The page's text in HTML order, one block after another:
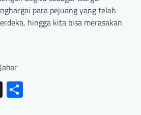
para pejuang yang telah
hingga kita bisa merasakan
X